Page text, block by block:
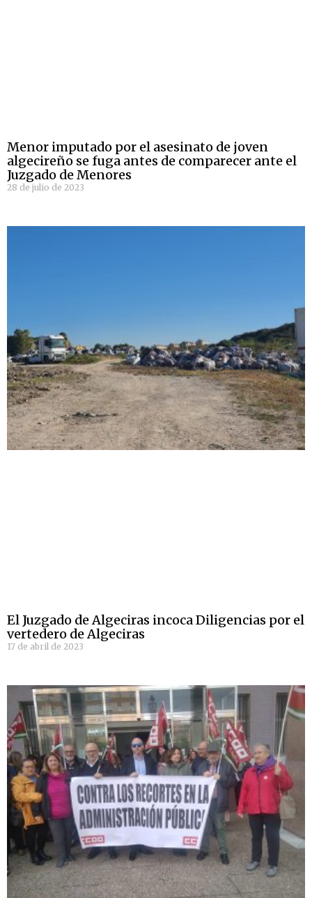
Menor imputado por el asesinato de joven
algecireño se fuga antes de comparecer ante el
Juzgado de Menores
28 de julio de 2023
El Juzgado de Algeciras incoca Diligencias por el
vertedero de Algeciras
17 de abril de 2023